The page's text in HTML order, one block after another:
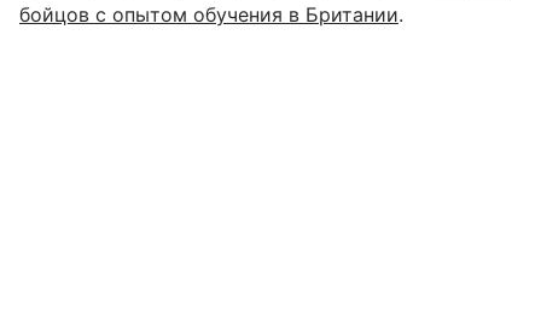
бойцов с опытом обучения в Британии.